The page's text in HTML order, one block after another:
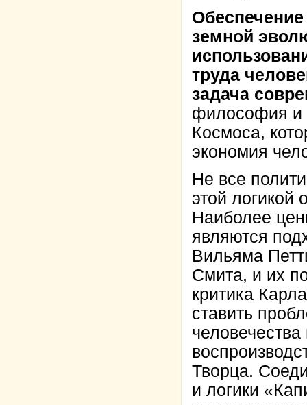
земной
труда
задача
философия и
Космоса,
экономия
Не все
этой логикой
Наиболее
являются
Вильяма
Смита, и их
критика
ставить
Творца.
и логики